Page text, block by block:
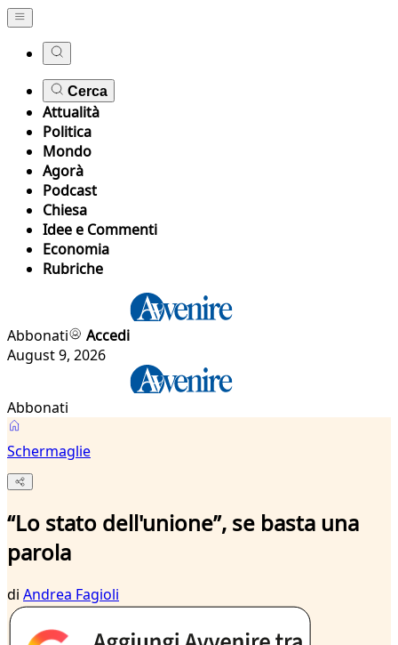
Cerca
Attualità
Politica
Mondo
Agorà
Podcast
Chiesa
Idee e Commenti
Economia
Rubriche
Abbonati
Accedi
August 9, 2026
Abbonati
Schermaglie
“Lo stato dell'unione”, se basta una
parola
di Andrea Fagioli